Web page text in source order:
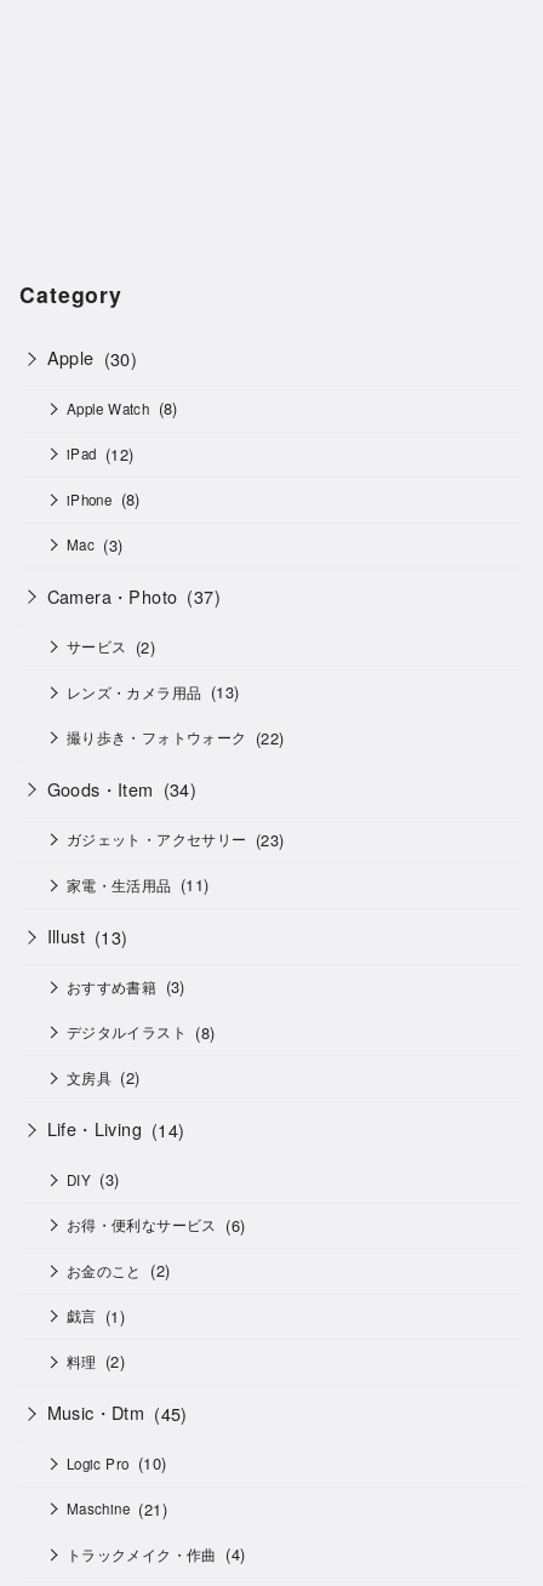
Category
Apple (30)
Apple Watch (8)
iPad (12)
iPhone (8)
Mac (3)
Camera・Photo (37)
サービス (2)
レンズ・カメラ用品 (13)
撮り歩き・フォトウォーク (22)
Goods・Item (34)
ガジェット・アクセサリー (23)
家電・生活用品 (11)
Illust (13)
おすすめ書籍 (3)
デジタルイラスト (8)
文房具 (2)
Life・Living (14)
DIY (3)
お得・便利なサービス (6)
お金のこと (2)
戯言 (1)
料理 (2)
Music・Dtm (45)
Logic Pro (10)
Maschine (21)
トラックメイク・作曲 (4)